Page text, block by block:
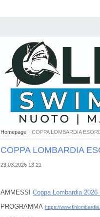
Homepage | COPPA LOMBARDIA
COPPA LOMBARDIA
23.03.2026 13:21
AMMESSI Coppa Lombardia 2026
PROGRAMMA https://